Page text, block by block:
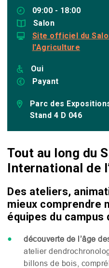
09:00 - 18:00
Salon
Site officiel du
l'Agriculture
Oui
Payant
Parc des
Stand 4 D 046
Tout au long du
International de
Des ateliers,
mieux comprendre
équipes du campus
découverte de l’âge
atelier
billons de bois,